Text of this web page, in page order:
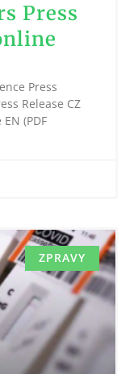
Press
Press
Release CZ
(PDF
ZPRAVY